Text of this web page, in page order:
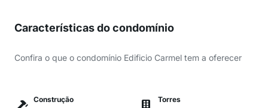
Características do condomínio
Confira o que o condomínio Edificio Carmel tem a oferecer
Construção
Torres